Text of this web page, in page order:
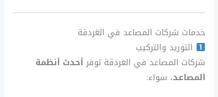
خدمات شركات المصاعد في الغردقة
التوريد والتركيب
شركات المصاعد في الغردقة توفر أحدث أنظمة
المصاعد، سواء: